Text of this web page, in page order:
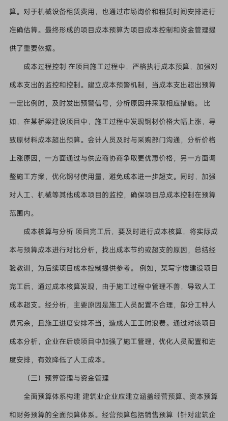
算。对于机械设备租赁费用，也通过市场询价和租赁时间安排进行
准确估算。最终形成的项目成本预算为项目成本控制和资金管理提
供了重要依据。
成本过程控制 在项目施工过程中，严格执行成本预算，加强对
成本支出的监控和控制。建立成本预警机制，当成本支出超出预算
一定比例时，及时发出预警信号，分析原因并采取相应措施。 比
如，在某桥梁建设项目中，施工过程中发现钢材价格大幅上涨，导
致原材料成本超出预算。会计人员及时与采购部门沟通，分析价格
上涨原因，一方面通过与供应商协商争取更优惠价格，另一方面调
整施工方案，优化钢材使用量，避免成本进一步超支。同时，加强
对人工、机械等其他成本项目的监控，确保项目总成本控制在预算
范围内。
成本核算与分析 项目完工后，要及时进行成本核算，将实际成
本与预算成本进行对比分析，找出成本节约或超支的原因，总结经
验教训，为后续项目成本控制提供参考。 例如，某写字楼建设项目
完工后，通过成本核算发现，由于施工过程中管理不善，导致人工
成本超支。经分析，主要原因是施工人员配置不合理，部分工种人
员冗余，且施工进度安排不当，造成人工工时浪费。通过对该项目
成本分析，企业在后续项目中加强了施工管理，优化人员配置和进
度安排，有效降低了人工成本。
（三）预算管理与资金管理
全面预算体系构建 建筑业企业应建立涵盖经营预算、资本预算
和财务预算的全面预算体系。经营预算包括销售预算（针对建筑企